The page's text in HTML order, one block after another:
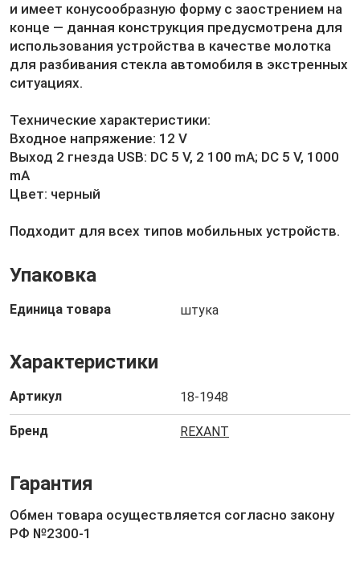
и имеет конусообразную форму с заострением на
конце — данная конструкция предусмотрена для
использования устройства в качестве молотка
для разбивания стекла автомобиля в экстренных
ситуациях.
Технические характеристики:
Входное напряжение: 12 V
Выход 2 гнезда USB: DC 5 V, 2 100 mA; DC 5 V, 1000
mA
Цвет: черный
Подходит для всех типов мобильных устройств.
Упаковка
Единица товара штука
Характеристики
Артикул 18-1948
Бренд REXANT
Гарантия
Обмен товара осуществляется согласно закону
РФ №2300-1